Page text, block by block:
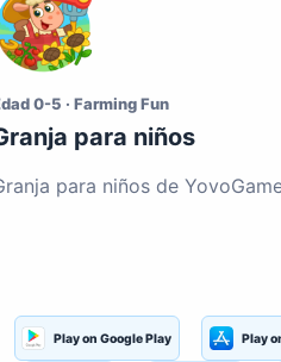
0-5 · Farming Fun
para niños
para niños de
Play on Google Play Play